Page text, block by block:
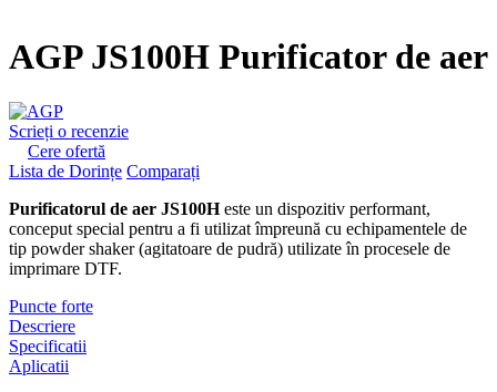
AGP JS100H Purificator de aer
Scrieți o recenzie
Cere ofertă
Lista de Dorințe Comparați
Purificatorul de aer JS100Heste un dispozitiv performant,
conceput special pentru a fi utilizat împreună cu echipamentele de
tip powder shaker (agitatoare de pudră) utilizate în procesele de
imprimare DTF.
Puncte forte
Descriere
Specificatii
Aplicatii